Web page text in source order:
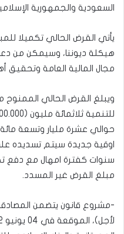
السعودية والجمهورية
يأتي القرض الحالي تكميلا
هيكلة ديوننا، وسيمكن من
مجال المالية العامة وتحقيق
ويبلغ القرض الحالي
مبلغ القرض غير المسدد.
-مشروع قانون يتضمن